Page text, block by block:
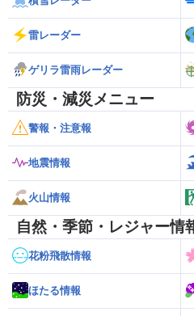
雷レーダー
ゲリラ雷雨レーダー
防災・減災メニュー
警報・注意報
地震情報
火山情報
自然・季節・レジャー情
花粉飛散情報
ほたる情報